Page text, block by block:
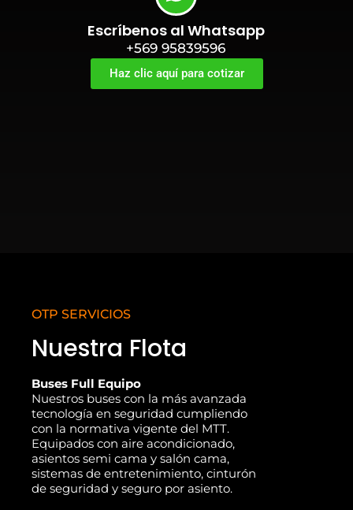
Escríbenos al Whatsapp
+569 95839596
Haz clic aquí para cotizar
OTP SERVICIOS
Nuestra Flota
Buses Full Equipo
Nuestros buses con la más avanzada
tecnología en seguridad cumpliendo
con la normativa vigente del MTT.
Equipados con aire acondicionado,
asientos semi cama y salón cama,
sistemas de entretenimiento, cinturón
de seguridad y seguro por asiento.